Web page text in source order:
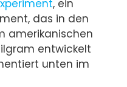
, ein
das in den
amerikanischen
entwickelt
unten im